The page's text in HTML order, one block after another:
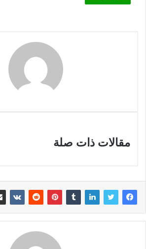
مقالات ذات صلة